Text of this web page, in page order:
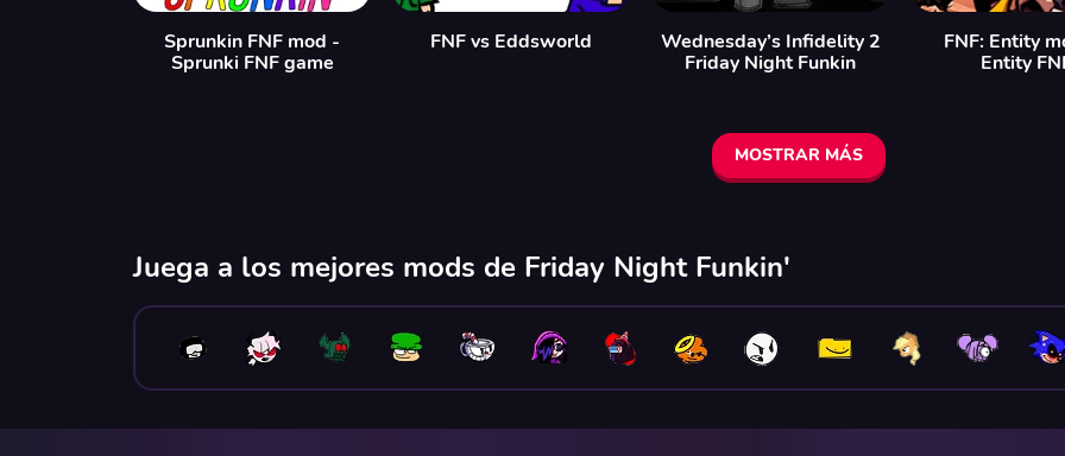
Sprunkin FNF mod -
Sprunki FNF game
FNF vs Eddsworld
Wednesday’s Infidelity 2
Friday Night Funkin
FNF: Entity
Entity
MOSTRAR MÁS
Juega a los mejores mods de Friday Night Funkin'